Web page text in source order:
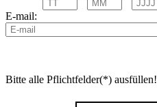
E-mail:
Bitte alle Pflichtfelder(*) ausfüllen!